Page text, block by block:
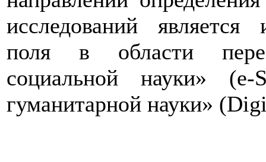
исследований является
поля в области
социальной науки»
гуманитарной науки» (